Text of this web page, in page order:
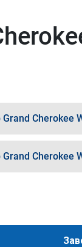
Cherokee
Cherokee